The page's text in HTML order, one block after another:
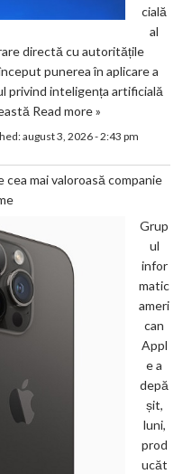
cială
al
directă cu autoritățile
punerea în aplicare a
privind inteligența artificială
Read more »
august 3, 2026 - 2:43 pm
mai valoroasă companie
Grup
ul
infor
matic
ameri
can
Appl
e a
depă
șit,
luni,
prod
ucăt